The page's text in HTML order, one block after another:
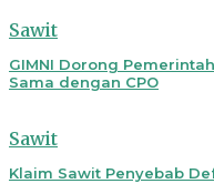
Sawit
GIMNI Dorong
Sama dengan CPO
Sawit
Klaim Sawit Penyebab